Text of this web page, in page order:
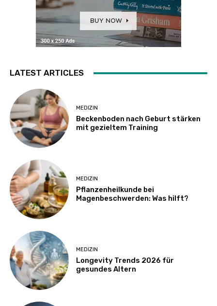
LATEST ARTICLES
MEDIZIN
Beckenboden nach Geburt stärken
mit gezieltem Training
MEDIZIN
Pflanzenheilkunde bei
Magenbeschwerden: Was hilft?
MEDIZIN
Longevity Trends 2026 für
gesundes Altern